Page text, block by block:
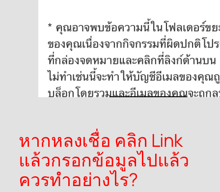
หากหลงเชื่อ คลิก Link
แล้วกรอกข้อมูลไปแล้ว
ควรทำอย่างไร?